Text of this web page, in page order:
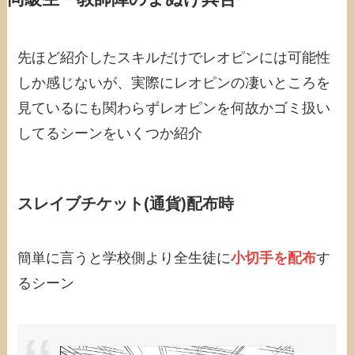
先ほど紹介したスキルだけでレオピンには可能性
しか感じないが、実際にレオピンの凄いところを
見ているにも関わらずレオピンを何故かゴミ扱い
してるシーンをいくつか紹介
スレイブチケット(通貨)配布時
簡単に言うと学校側より全生徒に小切手を配布す
るシーン